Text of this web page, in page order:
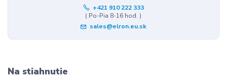
+421 910 222 333
( Po-Pia 8-16 hod. )
sales@elron.eu.sk
Na stiahnutie